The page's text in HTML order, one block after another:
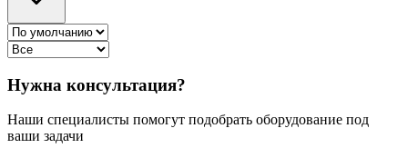
Нужна консультация?
Наши специалисты помогут подобрать оборудование под
ваши задачи